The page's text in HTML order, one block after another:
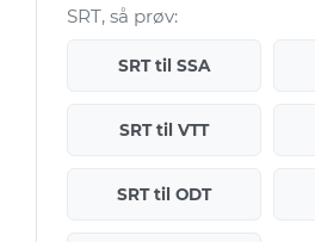
SRT, så prøv:
SRT til SSA
SRT til VTT
SRT til ODT